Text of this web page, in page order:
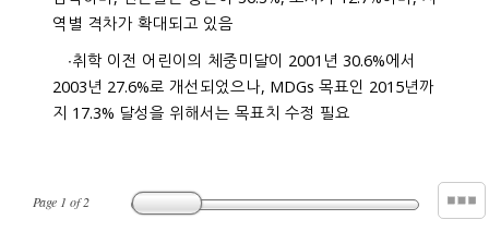
Page 1 of2
역별 격차가 확대되고 있음
∙취학 이전 어린이의 체중미달이 2001년 30.6%에서
2003년 27.6%로 개선되었으나, MDGs 목표인 2015년까
지 17.3% 달성을 위해서는 목표치 수정 필요